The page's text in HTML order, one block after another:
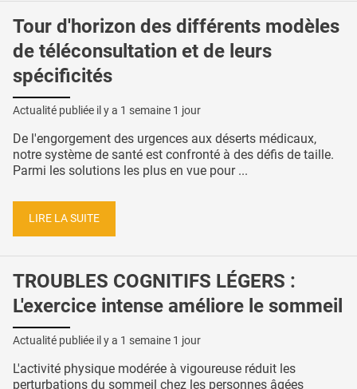
Tour d'horizon des différents modèles
de téléconsultation et de leurs
spécificités
Actualité publiée il y a 1 semaine 1 jour
De l'engorgement des urgences aux déserts médicaux,
notre système de santé est confronté à des défis de taille.
Parmi les solutions les plus en vue pour ...
LIRE LA SUITE
TROUBLES COGNITIFS LÉGERS :
L'exercice intense améliore le sommeil
Actualité publiée il y a 1 semaine 1 jour
L'activité physique modérée à vigoureuse réduit les
perturbations du sommeil chez les personnes âgées